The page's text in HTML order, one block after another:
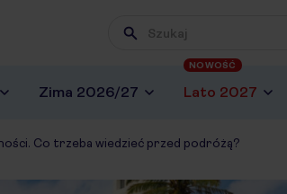
Zima 2026/27 Lato 2027
NOWOŚĆ
Co trzeba wiedzieć przed podróżą?